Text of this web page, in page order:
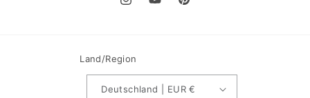
InstagramYouTubePinterest
Land/Region
Deutschland | EUR €